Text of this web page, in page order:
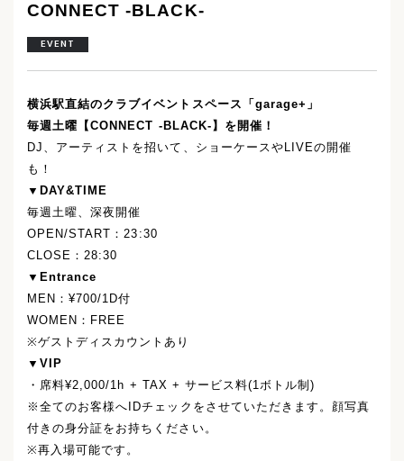
CONNECT -BLACK-
EVENT
横浜駅直結のクラブイベントスペース「garage+」
毎週土曜【CONNECT -BLACK-】を開催！
DJ、アーティストを招いて、ショーケースやLIVEの開催
も！
▼DAY&TIME
毎週土曜、深夜開催
OPEN/START：23:30
CLOSE：28:30
▼Entrance
MEN：¥700/1D付
WOMEN：FREE
※ゲストディスカウントあり
▼VIP
・席料¥2,000/1h + TAX + サービス料(1ボトル制)
※全てのお客様へIDチェックをさせていただきます。顔写真
付きの身分証をお持ちください。
※再入場可能です。